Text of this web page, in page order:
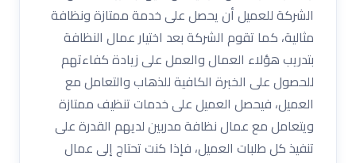
الشركة للعميل أن يحصل على خدمة ممتازة ونظافة
مثالية، كما تقوم الشركة بعد اختيار عمال النظافة
بتدريب هؤلاء العمال والعمل على زيادة كفاءتهم
للحصول على الخبرة الكافية للذهاب والتعامل مع
العميل، فيحصل العميل على خدمات تنظيف ممتازة
ويتعامل مع عمال نظافة مدربين لديهم القدرة على
تنفيذ كل طلبات العميل، فإذا كنت تحتاج إلى عمال